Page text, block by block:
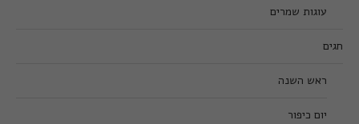
עוגות שמרים
חגים
ראש השנה
יום כיפור